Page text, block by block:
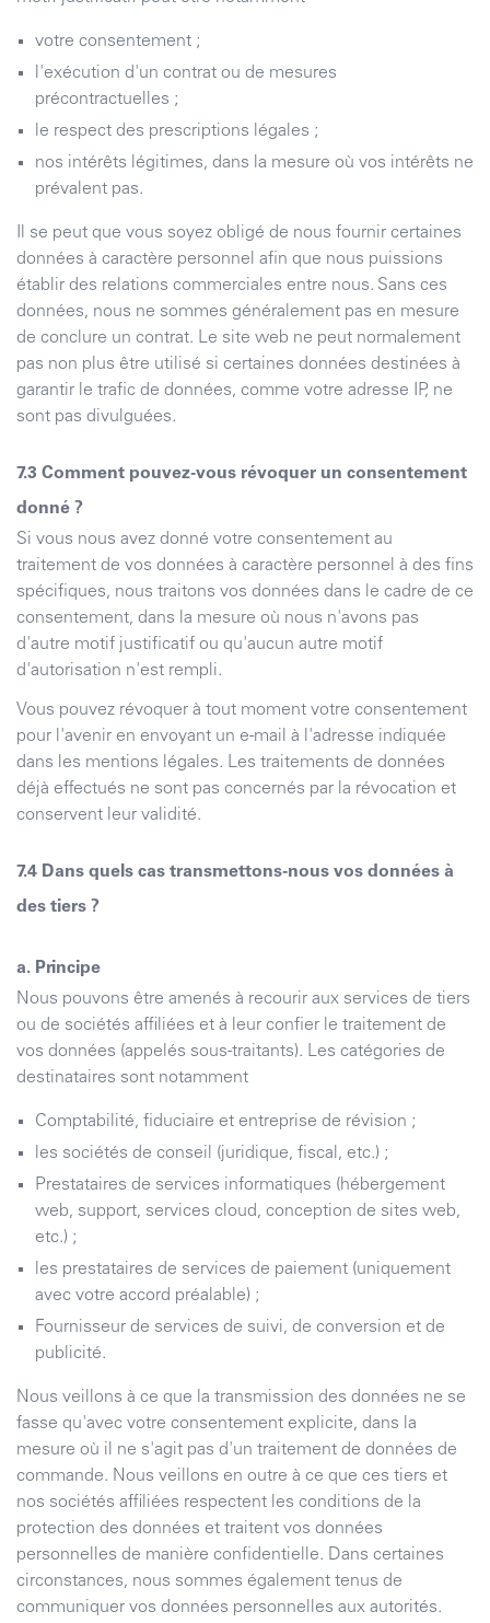
votre consentement ;
l'exécution d'un contrat ou de mesures
précontractuelles ;
le respect des prescriptions légales ;
nos intérêts légitimes, dans la mesure où vos intérêts ne
prévalent pas.
Il se peut que vous soyez obligé de nous fournir certaines
données à caractère personnel afin que nous puissions
établir des relations commerciales entre nous. Sans ces
données, nous ne sommes généralement pas en mesure
de conclure un contrat. Le site web ne peut normalement
pas non plus être utilisé si certaines données destinées à
garantir le trafic de données, comme votre adresse IP, ne
sont pas divulguées.
Comment pouvez-vous révoquer un consentement
donné ?
Si vous nous avez donné votre consentement au
traitement de vos données à caractère personnel à des fins
spécifiques, nous traitons vos données dans le cadre de ce
consentement, dans la mesure où nous n'avons pas
d'autre motif justificatif ou qu'aucun autre motif
d'autorisation n'est rempli.
Vous pouvez révoquer à tout moment votre consentement
pour l'avenir en envoyant un e-mail à l'adresse indiquée
dans les mentions légales. Les traitements de données
déjà effectués ne sont pas concernés par la révocation et
conservent leur validité.
Dans quels cas transmettons-nous vos données à
des tiers ?
a. Principe
Nous pouvons être amenés à recourir aux services de tiers
ou de sociétés affiliées et à leur confier le traitement de
vos données (appelés sous-traitants). Les catégories de
destinataires sont notamment
Comptabilité, fiduciaire et entreprise de révision ;
les sociétés de conseil (juridique, fiscal, etc.) ;
Prestataires de services informatiques (hébergement
web, support, services cloud, conception de sites web,
etc.) ;
les prestataires de services de paiement (uniquement
avec votre accord préalable) ;
Fournisseur de services de suivi, de conversion et de
publicité.
Nous veillons à ce que la transmission des données ne se
fasse qu'avec votre consentement explicite, dans la
mesure où il ne s'agit pas d'un traitement de données de
commande. Nous veillons en outre à ce que ces tiers et
nos sociétés affiliées respectent les conditions de la
protection des données et traitent vos données
personnelles de manière confidentielle. Dans certaines
circonstances, nous sommes également tenus de
communiquer vos données personnelles aux autorités.